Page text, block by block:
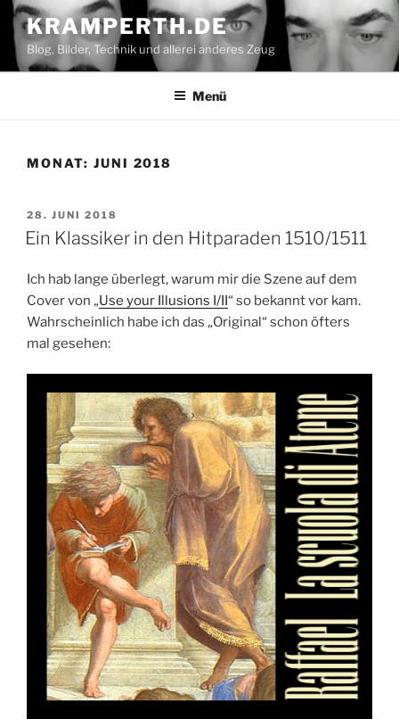
Zum
Inhalt
springen
KRAMPERTH.DE
Blog, Bilder, Technik und allerei anderes Zeug
Menü
MONAT: JUNI 2018
VERÖFFENTLICHT
AM
28. JUNI 2018
Ein Klassiker in den Hitparaden 1510/1511
Ich hab lange überlegt, warum mir die Szene auf dem
Cover von „Use your Illusions I/II“ so bekannt vor kam.
Wahrscheinlich habe ich das „Original“ schon öfters
mal gesehen: